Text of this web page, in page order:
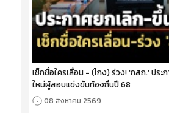
เช็กชื่อใครเลื่อน - (โกง) ร่วง! 'กสถ.' ปร
ใหม่ผู้สอบแข่งขันท้องถิ่นปี 68
08 สิงหาคม 2569